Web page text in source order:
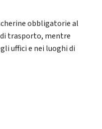
obbligatorie al
trasporto, mentre
uffici e nei luoghi di